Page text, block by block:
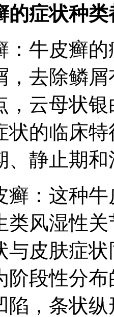
的症状种
：牛皮癣
，去除鳞
，云母状
状的临床
、静止期
癣：这种
类风湿性
与皮肤症
阶段性分
陷，条状